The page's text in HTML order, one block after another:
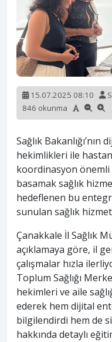
15.07.2025 08:10
846 okunma
Sağlık
hekimlikleri ile
koordinasyon önemli
basamak sağlık
hedeflenen bu
sunulan sağlık
Çanakkale İl Sağlık
açıklamaya göre, il
çalışmalar hızla
Toplum Sağlığı
hekimleri ve aile
ederek hem dijital
bilgilendirdi hem de
hakkında detaylı